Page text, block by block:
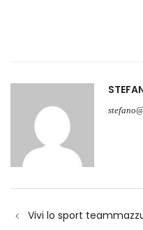
articoli
Vivi lo sport